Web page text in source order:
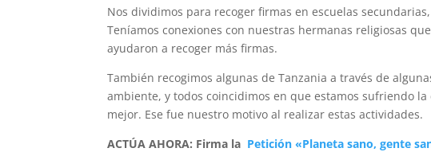
Nos dividimos para recoger firmas en escuelas
Teníamos conexiones con nuestras hermanas religiosas
ayudaron a recoger más firmas.
También recogimos algunas de Tanzania a través de
ambiente, y todos coincidimos en que estamos sufriendo
mejor. Ese fue nuestro motivo al realizar estas actividades.
ACTÚA AHORA: Firma la Petición «Planeta sano, gente